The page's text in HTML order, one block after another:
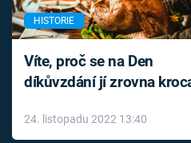
HISTORIE
Víte, proč se na Den
díkůvzdání jí zrovna
24. listopadu 2022 13:40